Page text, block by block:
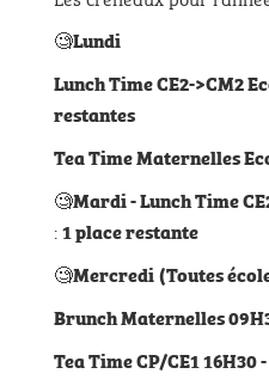
🧐Lundi
Lunch Time CE2->CM2
restantes
Tea Time Maternelles
🧐Mardi - Lunch Time
:1 place restante
🧐Mercredi(Toutes
Brunch Maternelles
Tea Time CP/CE1 16H30